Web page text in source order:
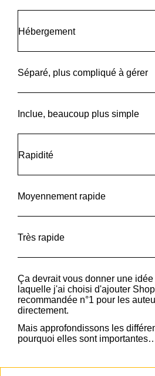
Hébergement
Séparé, plus compliqué à gérer
Inclue, beaucoup plus simple
Rapidité
Moyennement rapide
Très rapide
Ça devrait vous donner une
laquelle j'ai choisi d'ajouter
recommandée n°1 pour les
directement.
Mais approfondissons les
pourquoi elles sont